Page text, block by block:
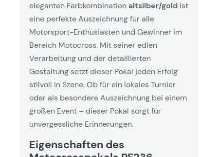
eleganten Farbkombinationaltsilber/gold ist
eine perfekte Auszeichnung für alle
Motorsport-Enthusiasten und Gewinner im
Bereich Motocross. Mit seiner edlen
Verarbeitung und der detaillierten
Gestaltung setzt dieser Pokal jeden Erfolg
stilvoll in Szene. Ob für ein lokales Turnier
oder als besondere Auszeichnung bei einem
großen Event – dieser Pokal sorgt für
unvergessliche Erinnerungen.
Eigenschaften des